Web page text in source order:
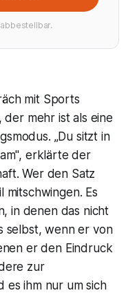
mit Sports
der mehr ist als eine
„Du sitzt in
erklärte der
Wer den Satz
mitschwingen. Es
in denen das nicht
selbst, wenn er von
er den Eindruck
zur
es ihm nur um sich